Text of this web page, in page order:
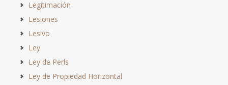
Legitimación
Lesiones
Lesivo
Ley
Ley de Perls
Ley de Propiedad Horizontal